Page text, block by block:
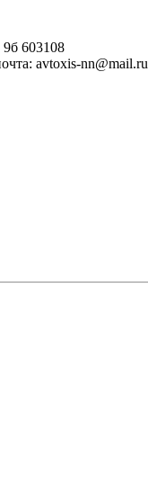
9б 603108
avtoxis-nn@mail.ru